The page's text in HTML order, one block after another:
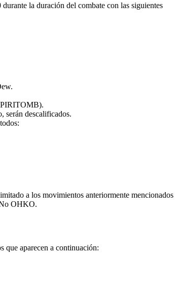
la duración del combate con las siguientes
serán descalificados.
anteriormente mencionados
que aparecen a continuación: